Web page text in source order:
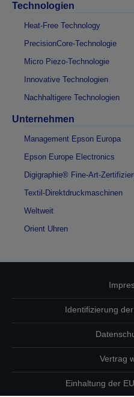
Technologien
Heat-Free Technology
PrecisionCore-Technologie
Micro Piezo-Technologie
Innovative Technologien
Nachhaltigere Technologien
Unternehmen
Management Epson Europa
Epson Europe Electronics
Digigraphie® Fine-Art-
Textil-Direktdruckmaschinen
Weltweit
Orient Uhren
Identifizierung
Vertrag
Einhaltung der